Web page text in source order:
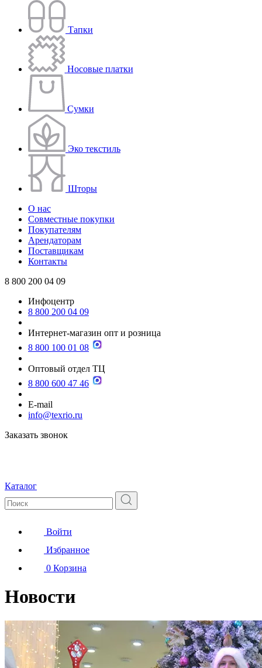
Тапки
Носовые платки
Сумки
Эко текстиль
Шторы
О нас
Совместные покупки
Покупателям
Арендаторам
Поставщикам
Контакты
8 800 200 04 09
Инфоцентр
8 800 200 04 09
Интернет-магазин опт и розница
8 800 100 01 08
Оптовый отдел ТЦ
8 800 600 47 46
E-mail
info@texrio.ru
Заказать звонок
Каталог
Войти
Избранное
0 Корзина
Новости